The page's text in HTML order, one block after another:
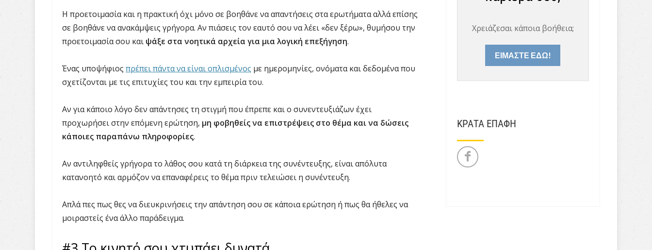
Η προετοιμασία και η πρακτική όχι μόνο σε βοηθάνε να απαντήσεις στα ερωτήματα αλλά επίσης
σε βοηθάνε να ανακάμψεις γρήγορα. Αν πιάσεις τον εαυτό σου να λέει «δεν ξέρω», θυμήσου την
προετοιμασία σου και ψάξε στα νοητικά αρχεία για μια λογική επεξήγηση.
Ένας υποψήφιος πρέπει πάντα να είναι οπλισμένος με ημερομηνίες, ονόματα και δεδομένα που
σχετίζονται με τις επιτυχίες του και την εμπειρία του.
Αν για κάποιο λόγο δεν απάντησες τη στιγμή που έπρεπε και ο συνεντευξιάζων έχει
προχωρήσει στην επόμενη ερώτηση, μη φοβηθείς να επιστρέψεις στο θέμα και να δώσεις
κάποιες παραπάνω πληροφορίες.
Αν αντιληφθείς γρήγορα το λάθος σου κατά τη διάρκεια της συνέντευξης, είναι απόλυτα
κατανοητό και αρμόζον να επαναφέρεις το θέμα πριν τελειώσει η συνέντευξη.
Απλά πες πως θες να διευκρινήσεις την απάντηση σου σε κάποια ερώτηση ή πως θα ήθελες να
μοιραστείς ένα άλλο παράδειγμα.
Χρειάζεσαι κάποια βοήθεια;
ΕΙΜΑΣΤΕ ΕΔΩ!
ΚΡΑΤΑ ΕΠΑΦΗ